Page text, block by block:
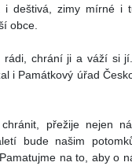
i deštivá, zimy mírné i
obce.
rádi, chrání ji a váží si
i Památkový úřad
přežije nejen
bude našim
na to, aby o